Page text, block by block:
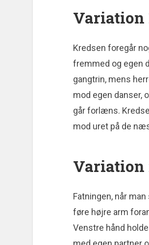
Variation
Kredsen foregår
fremmed og egen
gangtrin, mens
mod egen danser,
går forlæns.
mod uret på de
Variation
Fatningen, når
føre højre arm
Venstre hånd